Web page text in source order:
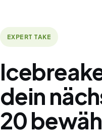
EXPERT TAKE
dein
20